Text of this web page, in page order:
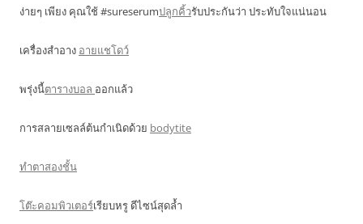
ง่ายๆ เพียง คุณใช้ #sureserumปลูกคิ้วรับประกันว่า ประทับใจแน่นอน
เครื่องสำอาง อายแชโดว์
พรุ่งนี้ตารางบอล ออกแล้ว
การสลายเซลล์ต้นกำเนิดด้วย bodytite
ทำตาสองชั้น
โต๊ะคอมพิวเตอร์เรียบหรู ดีไซน์สุดล้ำ